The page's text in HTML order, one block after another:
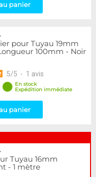
panier
pour Tuyau 19mm
100mm - Noir
5/5 - 1 avis
En stock
Expédition immédiate
panier
Tuyau 16mm
- 1 mètre